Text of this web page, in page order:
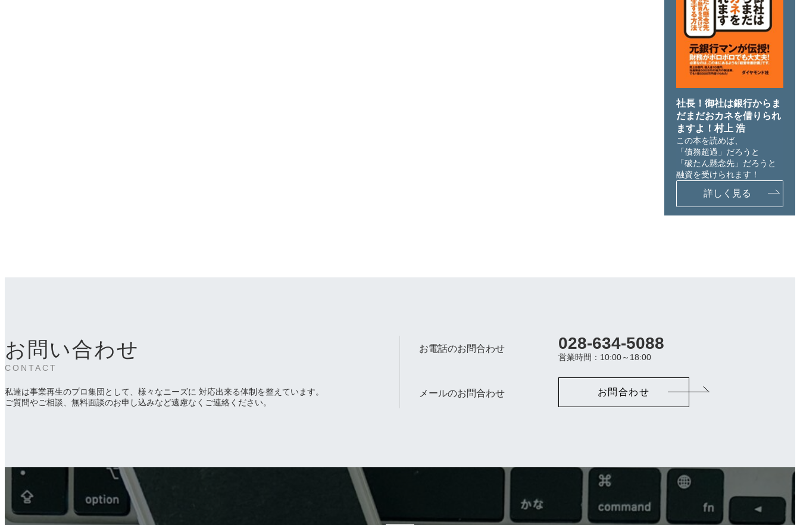
社長！御社は銀行からま
だまだおカネを借りられ
ますよ！村上 浩
この本を読めば、
「債務超過」だろうと
「破たん懸念先」だろうと
融資を受けられます！
詳しく見る
お問い合わせ
CONTACT
私達は事業再生のプロ集団として、様々なニーズに 対応出来る体制を整えています。
ご質問やご相談、無料面談のお申し込みなど遠慮なくご連絡ください。
お電話のお問合わせ
カ
ラ
ム
リ
028-634-5088
営業時間：10:00～18:00
メールのお問合わせ お問合わせ